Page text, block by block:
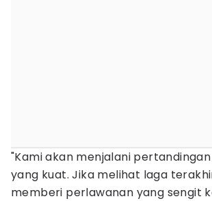
"Kami akan menjalani
yang kuat. Jika melihat laga
memberi perlawanan yang sengit